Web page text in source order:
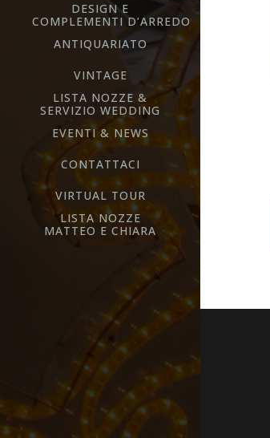
DESIGN E
COMPLEMENTI D’ARREDO
ANTIQUARIATO
VINTAGE
LISTA NOZZE &
SERVIZIO WEDDING
EVENTI & NEWS
CONTATTACI
VIRTUAL TOUR
LISTA NOZZE
MATTEO E CHIARA